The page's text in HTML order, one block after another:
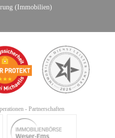
(Immobilien)
- Partnerschaften